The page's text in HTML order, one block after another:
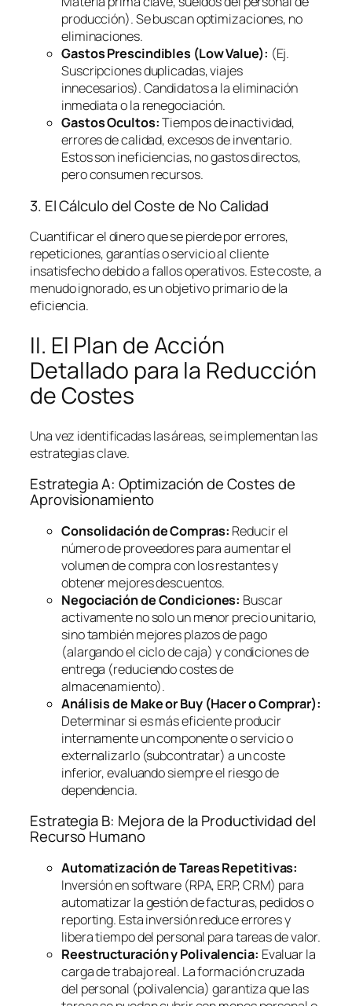
producción). Se buscan optimizaciones, no
eliminaciones.
Gastos Prescindibles (Low Value): (Ej.
Suscripciones duplicadas, viajes
innecesarios). Candidatos a la eliminación
inmediata o la renegociación.
Gastos Ocultos:Tiempos de inactividad,
errores de calidad, excesos de inventario.
Estos son ineficiencias, no gastos directos,
pero consumen recursos.
3. El Cálculo del Coste de No Calidad
Cuantificar el dinero que se pierde por errores,
repeticiones, garantías o servicio al cliente
insatisfecho debido a fallos operativos. Este coste, a
menudo ignorado, es un objetivo primario de la
eficiencia.
II. El Plan de Acción
Detallado para la Reducción
de Costes
Una vez identificadas las áreas, se implementan las
estrategias clave.
Estrategia A: Optimización de Costes de
Aprovisionamiento
Consolidación de Compras: Reducir el
número de proveedores para aumentar el
volumen de compra con los restantes y
obtener mejores descuentos.
Negociación de Condiciones: Buscar
activamente no solo un menor precio unitario,
sino también mejores plazos de pago
(alargando el ciclo de caja) y condiciones de
entrega (reduciendo costes de
almacenamiento).
Análisis de Make or Buy(Hacer o Comprar):
Determinar si es más eficiente producir
internamente un componente o servicio o
externalizarlo (subcontratar) a un coste
inferior, evaluando siempre el riesgo de
dependencia.
Estrategia B: Mejora de la Productividad del
Recurso Humano
Automatización de Tareas Repetitivas:
Inversión ensoftware(RPA, ERP, CRM) para
automatizar la gestión de facturas, pedidos o
reporting. Esta inversión reduce errores y
libera tiempo del personal para tareas de valor.
Reestructuración y Polivalencia: Evaluar la
carga de trabajo real. La formación cruzada
del personal (polivalencia) garantiza que las